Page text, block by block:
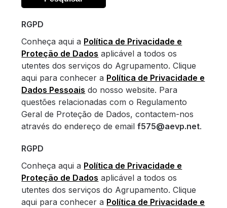
RGPD
Conheça aqui a Política de Privacidade e
Proteção de Dados aplicável a todos os
utentes dos serviços do Agrupamento. Clique
aqui para conhecer a Política de Privacidade e
Dados Pessoais do nosso website. Para
questões relacionadas com o Regulamento
Geral de Proteção de Dados, contactem-nos
através do endereço de emailf575@aevp.net.
RGPD
Conheça aqui a Política de Privacidade e
Proteção de Dados aplicável a todos os
utentes dos serviços do Agrupamento. Clique
aqui para conhecer a Política de Privacidade e